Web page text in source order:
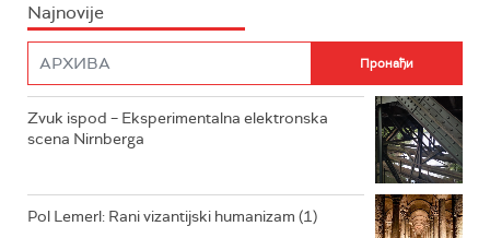
RADIO ROKENROLER
Najnovije
Zvuk ispod – Eksperimentalna elektronska
scena Nirnberga
Pol Lemerl: Rani vizantijski humanizam (1)